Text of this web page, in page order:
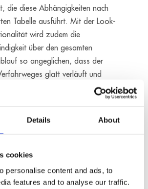
Details About
cookies
personalise content and ads, to
features and to analyse our traffic.
die diese Abhängigkeiten nach
Tabelle ausführt. Mit der Look-
wird zudem die
über den gesamten
so angeglichen, dass der
glatt verläuft und
Mechanik schont. Die APCI-
sowohl für Servo- als auch
und aufgrund der zahlreichen